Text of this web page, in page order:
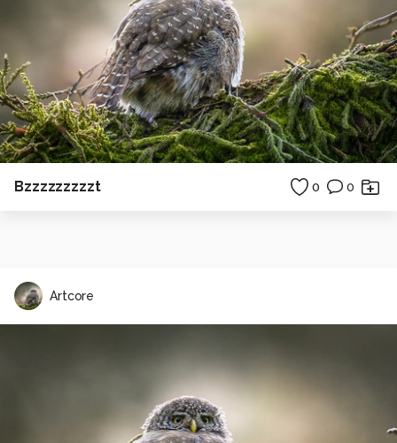
Bzzzzzzzzzt 0 0
Artcore